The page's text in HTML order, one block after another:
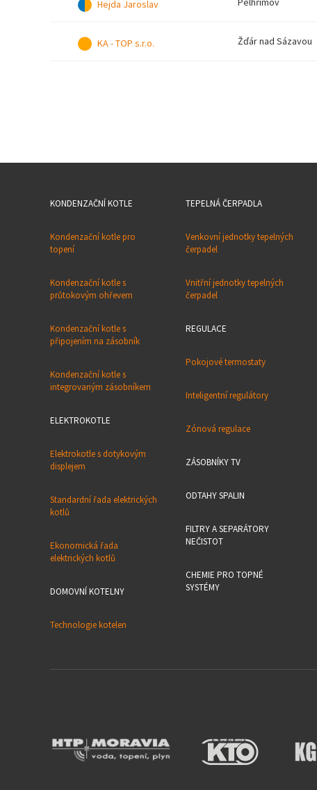
Hejda Jaroslav
KA - TOP s.r.o. Žďár nad Sázavou
KONDENZAČNÍ KOTLE
Kondenzační kotle pro
topení
Kondenzační kotle s
průtokovým ohřevem
Kondenzační kotle s
připojením na zásobník
Kondenzační kotle s
integrovaným zásobníkem
ELEKTROKOTLE
Elektrokotle s dotykovým
displejem
Standardní řada elektrických
kotlů
Ekonomická řada
elektrických kotlů
DOMOVNÍ KOTELNY
Technologie kotelen
TEPELNÁ ČERPADLA
Venkovní jednotky tepelných
čerpadel
Vnitřní jednotky tepelných
čerpadel
REGULACE
Pokojové termostaty
Inteligentní regulátory
Zónová regulace
ZÁSOBNÍKY TV
ODTAHY SPALIN
FILTRY A SEPARÁTORY
NEČISTOT
CHEMIE PRO TOPNÉ
SYSTÉMY